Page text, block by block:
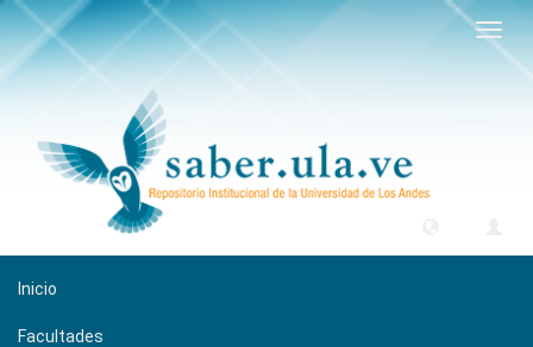
Inicio
Facultades